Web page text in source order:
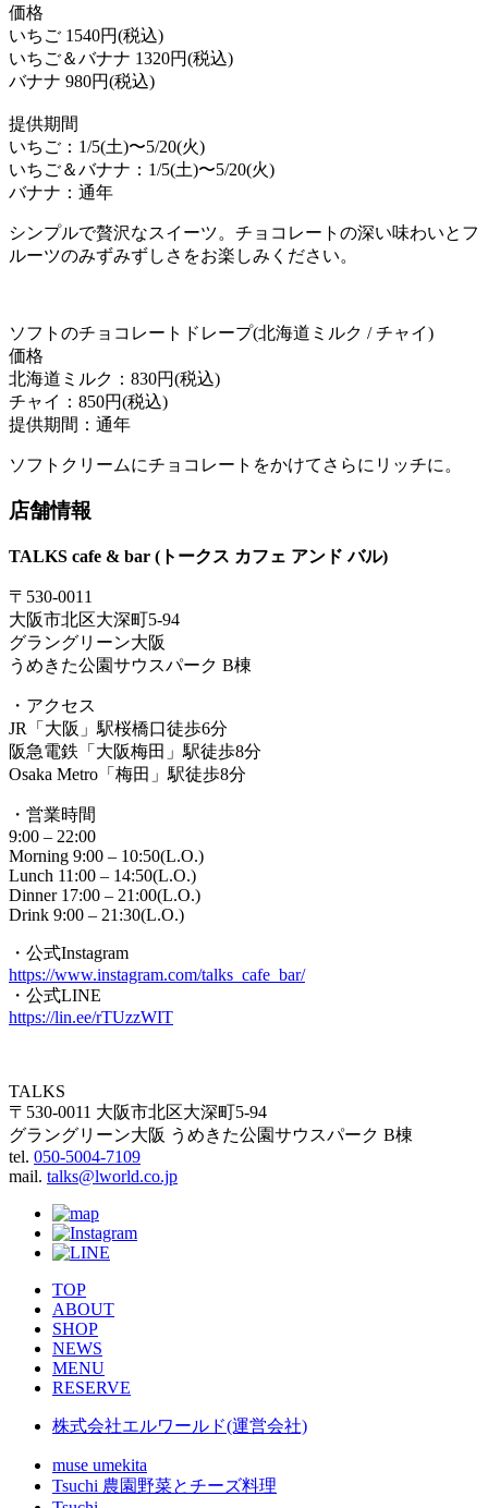
価格
いちご 1540円(税込)
いちご＆バナナ 1320円(税込)
バナナ 980円(税込)
提供期間
いちご：1/5(土)〜5/20(火)
いちご＆バナナ：1/5(土)〜5/20(火)
バナナ：通年
シンプルで贅沢なスイーツ。チョコレートの深い味わいとフ
ルーツのみずみずしさをお楽しみください。
ソフトのチョコレートドレープ(北海道ミルク / チャイ)
価格
北海道ミルク：830円(税込)
チャイ：850円(税込)
提供期間：通年
ソフトクリームにチョコレートをかけてさらにリッチに。
店舗情報
TALKS cafe & bar (トークス カフェ アンド バル)
〒530-0011
大阪市北区大深町5-94
グラングリーン大阪
うめきた公園サウスパーク B棟
・アクセス
JR「大阪」駅桜橋口徒歩6分
阪急電鉄「大阪梅田」駅徒歩8分
Osaka Metro「梅田」駅徒歩8分
・営業時間
9:00 – 22:00
Morning 9:00 – 10:50(L.O.)
Lunch 11:00 – 14:50(L.O.)
Dinner 17:00 – 21:00(L.O.)
Drink 9:00 – 21:30(L.O.)
・公式Instagram
https://www.instagram.com/talks_cafe_bar/
・公式LINE
https://lin.ee/rTUzzWIT
TALKS
〒530-0011 大阪市北区大深町5-94
グラングリーン大阪 うめきた公園サウスパーク B棟
tel. 050-5004-7109
mail. talks@lworld.co.jp
TOP
ABOUT
SHOP
NEWS
MENU
RESERVE
株式会社エルワールド(運営会社)
muse umekita
Tsuchi 農園野菜とチーズ料理